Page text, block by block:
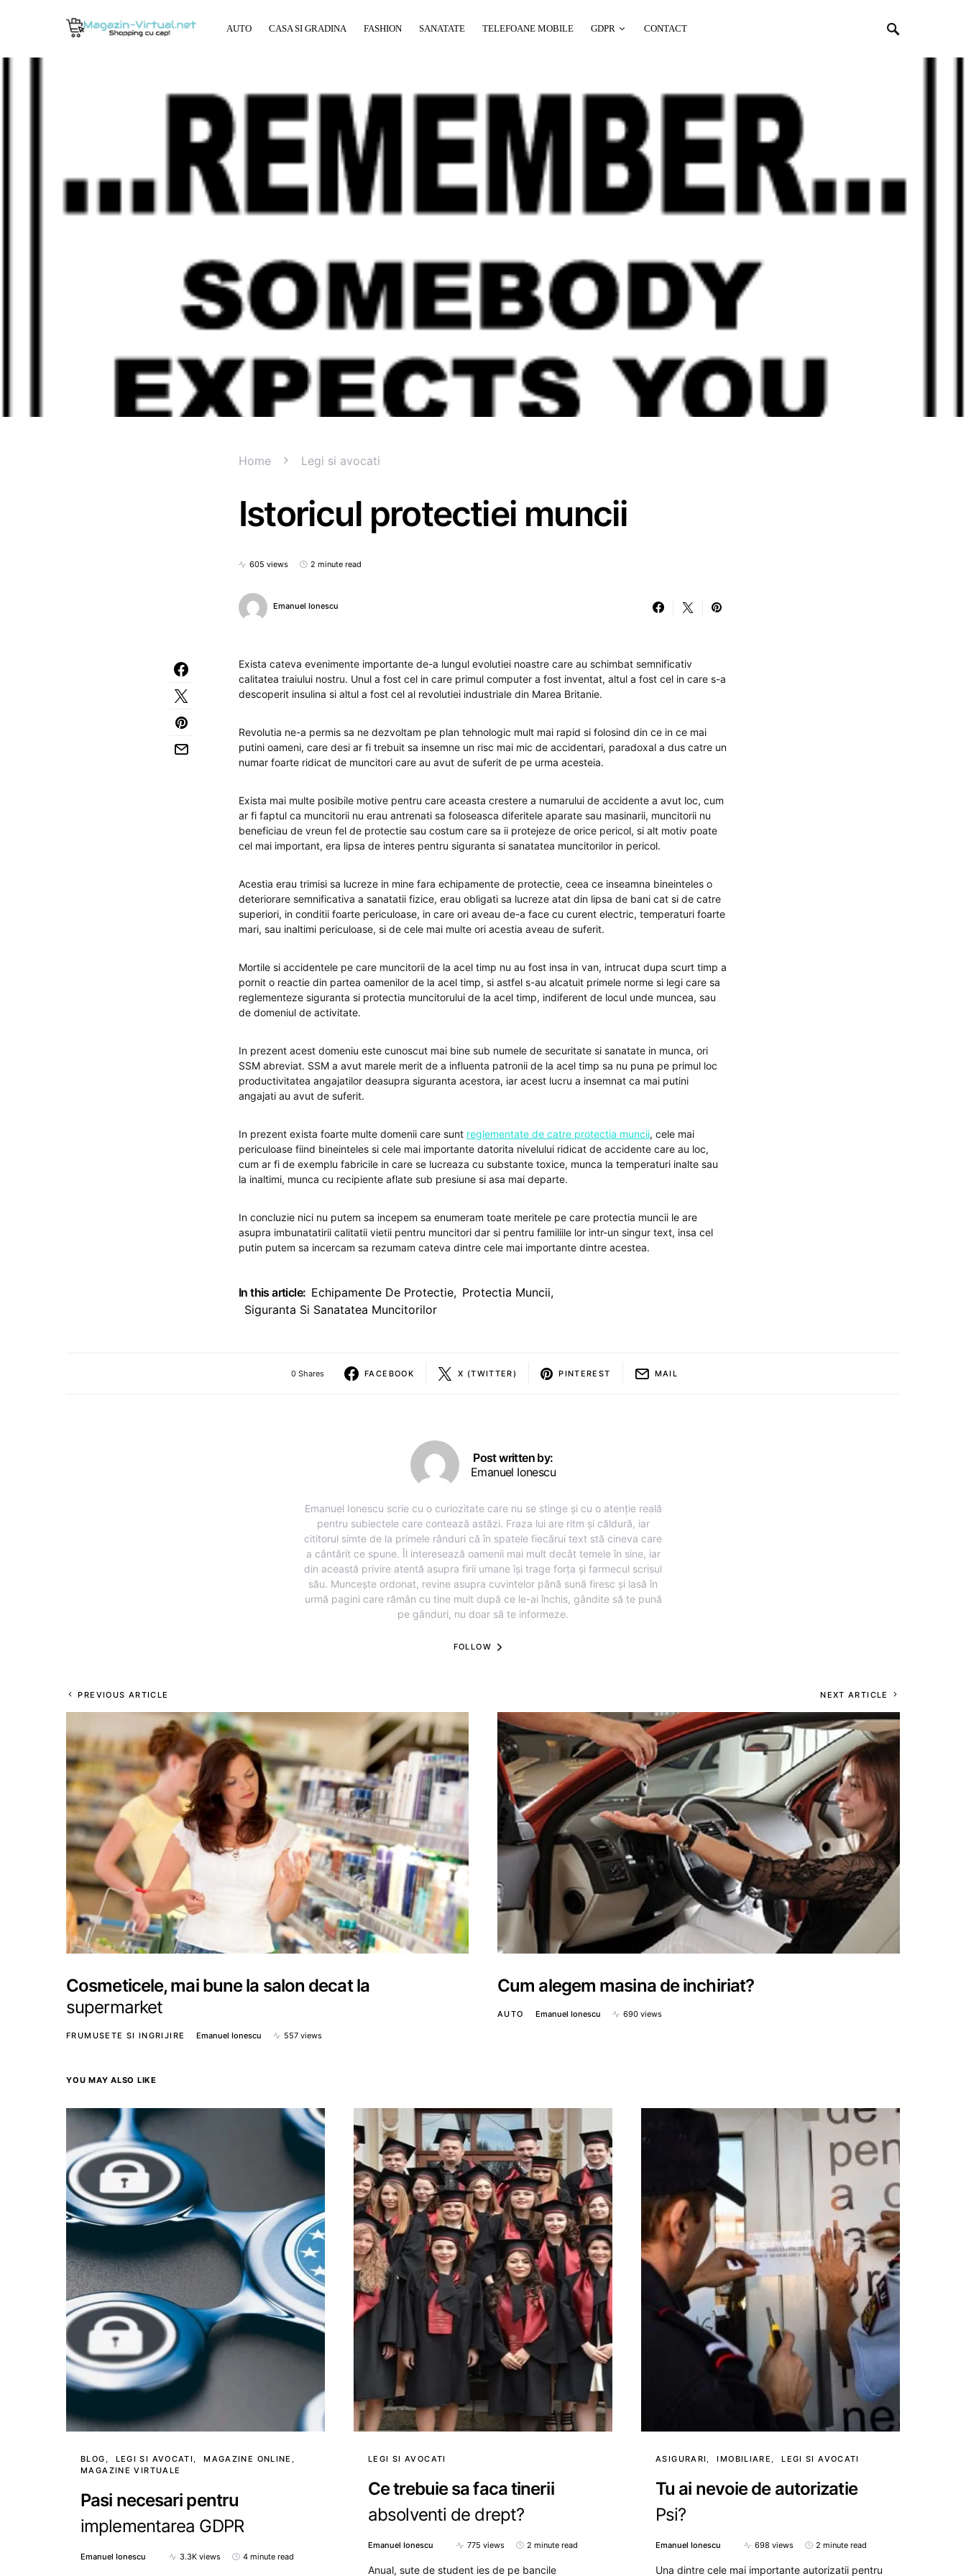
AUTO CASA SI GRADINA FASHION SANATATE TELEFOANE MOBILE GDPR CONTACT
Home Legi si avocati
Istoricul protectiei muncii
605 views 2 minute read
Emanuel Ionescu
Exista cateva evenimente importante de-a lungul evolutiei noastre care au schimbat semnificativ
calitatea traiului nostru. Unul a fost cel in care primul computer a fost inventat, altul a fost cel in care s-a
descoperit insulina si altul a fost cel al revolutiei industriale din Marea Britanie.
Revolutia ne-a permis sa ne dezvoltam pe plan tehnologic mult mai rapid si folosind din ce in ce mai
putini oameni, care desi ar fi trebuit sa insemne un risc mai mic de accidentari, paradoxal a dus catre un
numar foarte ridicat de muncitori care au avut de suferit de pe urma acesteia.
Exista mai multe posibile motive pentru care aceasta crestere a numarului de accidente a avut loc, cum
ar fi faptul ca muncitorii nu erau antrenati sa foloseasca diferitele aparate sau masinarii, muncitorii nu
beneficiau de vreun fel de protectie sau costum care sa ii protejeze de orice pericol, si alt motiv poate
cel mai important, era lipsa de interes pentru siguranta si sanatatea muncitorilor in pericol.
Acestia erau trimisi sa lucreze in mine fara echipamente de protectie, ceea ce inseamna bineinteles o
deteriorare semnificativa a sanatatii fizice, erau obligati sa lucreze atat din lipsa de bani cat si de catre
superiori, in conditii foarte periculoase, in care ori aveau de-a face cu curent electric, temperaturi foarte
mari, sau inaltimi periculoase, si de cele mai multe ori acestia aveau de suferit.
Mortile si accidentele pe care muncitorii de la acel timp nu au fost insa in van, intrucat dupa scurt timp a
pornit o reactie din partea oamenilor de la acel timp, si astfel s-au alcatuit primele norme si legi care sa
reglementeze siguranta si protectia muncitorului de la acel timp, indiferent de locul unde muncea, sau
de domeniul de activitate.
In prezent acest domeniu este cunoscut mai bine sub numele de securitate si sanatate in munca, ori
SSM abreviat. SSM a avut marele merit de a influenta patronii de la acel timp sa nu puna pe primul loc
productivitatea angajatilor deasupra siguranta acestora, iar acest lucru a insemnat ca mai putini
angajati au avut de suferit.
In prezent exista foarte multe domenii care sunt reglementate de catre protectia muncii, cele mai
periculoase fiind bineinteles si cele mai importante datorita nivelului ridicat de accidente care au loc,
cum ar fi de exemplu fabricile in care se lucreaza cu substante toxice, munca la temperaturi inalte sau
la inaltimi, munca cu recipiente aflate sub presiune si asa mai departe.
In concluzie nici nu putem sa incepem sa enumeram toate meritele pe care protectia muncii le are
asupra imbunatatirii calitatii vietii pentru muncitori dar si pentru familiile lor intr-un singur text, insa cel
putin putem sa incercam sa rezumam cateva dintre cele mai importante dintre acestea.
In this article: Echipamente De Protectie, Protectia Muncii,
Siguranta Si Sanatatea Muncitorilor
0 Shares FACEBOOK X (TWITTER) PINTEREST MAIL
Post written by:
Emanuel Ionescu
Emanuel Ionescu scrie cu o curiozitate care nu se stinge și cu o atenție reală
pentru subiectele care contează astăzi. Fraza lui are ritm și căldură, iar
cititorul simte de la primele rânduri că în spatele fiecărui text stă cineva care
a cântărit ce spune. Îl interesează oamenii mai mult decât temele în sine, iar
din această privire atentă asupra firii umane își trage forța și farmecul scrisul
său. Muncește ordonat, revine asupra cuvintelor până sună firesc și lasă în
urmă pagini care rămân cu tine mult după ce le-ai închis, gândite să te pună
pe gânduri, nu doar să te informeze.
FOLLOW
PREVIOUS ARTICLE
Cosmeticele, mai bune la salon decat la
supermarket
FRUMUSETE SI INGRIJIRE Emanuel Ionescu 557 views
NEXT ARTICLE
Cum alegem masina de inchiriat?
AUTO Emanuel Ionescu 690 views
YOU MAY ALSO LIKE
BLOG LEGI SI AVOCATI
MAGAZINE ONLINE
MAGAZINE VIRTUALE
Pasi necesari pentru
implementarea GDPR
Emanuel Ionescu 3.3K views 4 minute read
LEGI SI AVOCATI
Ce trebuie sa faca tinerii
absolventi de drept?
Emanuel Ionescu 775 views 2 minute read
Anual, sute de student ies de pe bancile
ASIGURARI IMOBILIARE LEGI SI AVOCATI
Tu ai nevoie de autorizatie
Psi?
Emanuel Ionescu 698 views 2 minute read
Una dintre cele mai importante autorizatii pentru